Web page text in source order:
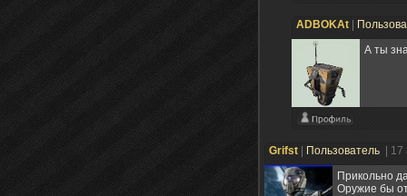
ADBOKAt
А ты
Grifst Пользователь
|
Прикольно
Оружие бы